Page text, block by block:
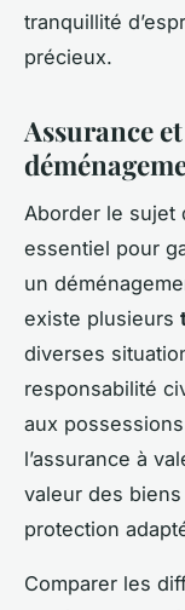
tranquillité
précieux.
Assurance
Aborder le sujet
essentiel pour
un
existe plusieurs
diverses
responsabilité
aux
l’assurance à
valeur des
protection
Comparer les